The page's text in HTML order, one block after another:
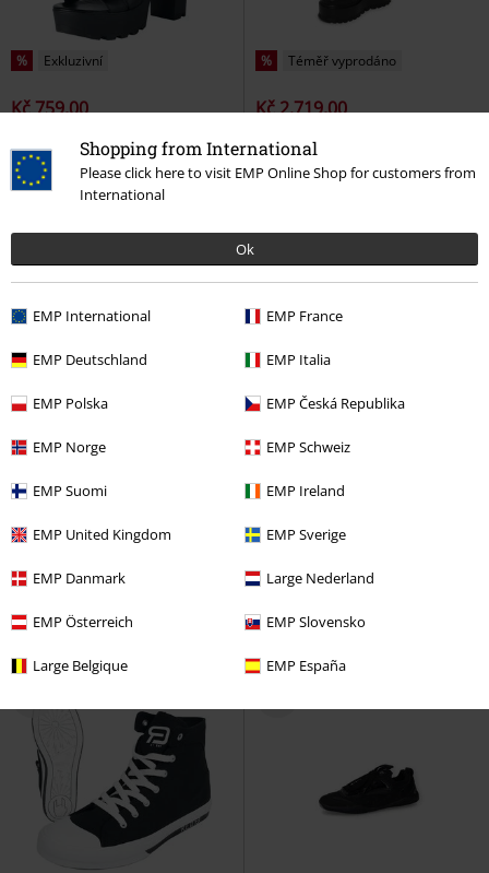
Shopping from International
Please click here to visit EMP Online Shop for customers from
International
Ok
EMP International EMP France
EMP Deutschland EMP Italia
EMP Polska EMP Česká Republika
EMP Norge EMP Schweiz
EMP Suomi EMP Ireland
EMP United Kingdom EMP Sverige
EMP Danmark Large Nederland
EMP Österreich EMP Slovensko
Large Belgique EMP España
% Exkluzivní
Kč 759,00
Sandály
% Téměř vyprodáno
Kč 2.719,00
Firecracker Platform Boots
Čižmy na šnerování
DMC Kč 1.399,00
Kč 1.089,00
by EMP
Vysoké tenisky
DMCKč 549,00
Kč 379,00
Tkaničky